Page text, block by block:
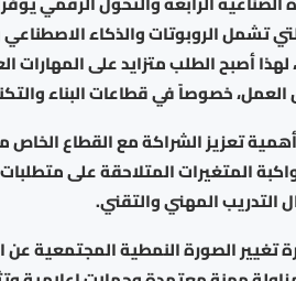
تشمل الروبوتات والذكاء الاصطناعي
أصبح الطلب متزايد على المهارات
خصوصاً في قطاعات البناء
تعزيز الشراكة مع القطاع
المتغيرات المتلاحقة على
التدريب المهني والتقني.
تغيير الصورة النمطية المجتمعية